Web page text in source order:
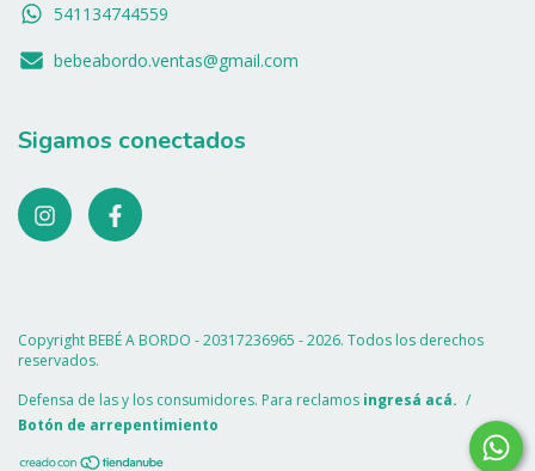
541134744559
bebeabordo.ventas@gmail.com
Sigamos conectados
Copyright BEBÉ A BORDO - 20317236965 - 2026. Todos los derechos
reservados.
Defensa de las y los consumidores. Para reclamos ingresá acá. /
Botón de arrepentimiento